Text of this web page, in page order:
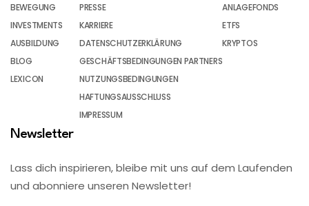
BEWEGUNG
INVESTMENTS
AUSBILDUNG
BLOG
LEXICON
PRESSE
KARRIERE
DATENSCHUTZERKLÄRUNG
GESCHÄFTSBEDINGUNGEN PARTNERS
NUTZUNGSBEDINGUNGEN
HAFTUNGSAUSSCHLUSS
IMPRESSUM
ANLAGEFONDS
ETFS
KRYPTOS
Newsletter
Lass dich inspirieren, bleibe mit uns auf dem Laufenden
und abonniere unseren Newsletter!